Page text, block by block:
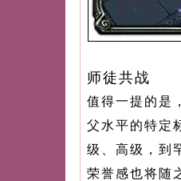
师徒共战
值得一提的是
父水平的特定
级、高级，到
荣誉感也将随